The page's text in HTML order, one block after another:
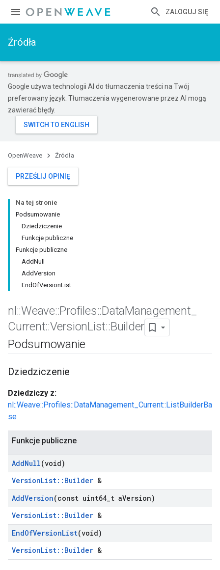
ZALOGUJ SIĘ
Źródła
Google używa technologii AI do tłumaczenia treści na Twój
preferowany język. Tłumaczenia wygenerowane przez AI mogą
zawierać błędy.
OpenWeave Źródła
PRZEŚLIJ OPINIĘ
Na tej stronie
Podsumowanie
Dziedziczenie
Funkcje publiczne
Funkcje publiczne
AddNull
AddVersion
EndOfVersionList
nl ::Weave::Profiles::DataManagement
Current::VersionList::Builder
Podsumowanie
Dziedziczenie
Dziedziczy z:
nl::Weave::Profiles::DataManagement_Current::ListBuilderBa
se
Funkcje publiczne
AddNull(void)
VersionList::Builder &
AddVersion(const uint64 t aVersion)
VersionList::Builder &
EndOfVersionList(void)
VersionList::Builder &